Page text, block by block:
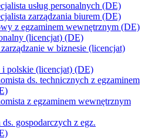
usług personalnych (DE)
zarządzania biurem (DE)
z egzaminem wewnętrznym (DE)
(licencjat) (DE)
w biznesie (licencjat)
i polskie (licencjat) (DE)
ds. technicznych z egzaminem
z egzaminem wewnętrznym
ds. gospodarczych z egz.